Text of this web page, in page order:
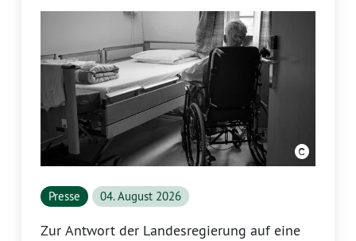
Presse 04. August 2026
Zur Antwort der Landesregierung auf eine